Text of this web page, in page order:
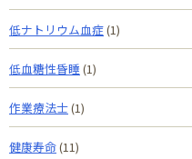
低ナトリウム血症(1)
低血糖性昏睡 (1)
作業療法士(1)
健康寿命(11)